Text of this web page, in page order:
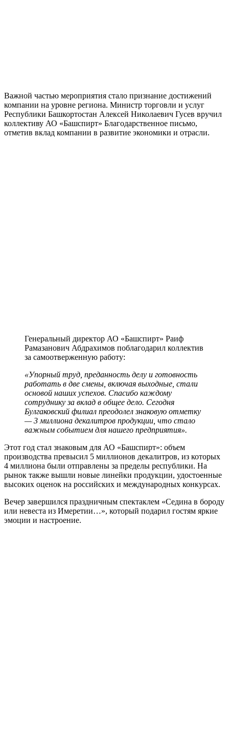
Важной частью мероприятия стало признание достижений
компании на уровне региона. Министр торговли и услуг
Республики Башкортостан Алексей Николаевич Гусев вручил
коллективу АО «Башспирт» Благодарственное письмо,
отметив вклад компании в развитие экономики и отрасли.
Генеральный директор АО «Башспирт» Раиф
Рамазанович Абдрахимов поблагодарил коллектив
за самоотверженную работу:
«Упорный труд, преданность делу и готовность
работать в две смены, включая выходные, стали
основой наших успехов. Спасибо каждому
сотруднику за вклад в общее дело. Сегодня
Булгаковский филиал преодолел знаковую отметку
— 3 миллиона декалитров продукции, что стало
важным событием для нашего предприятия».
Этот год стал знаковым для АО «Башспирт»: объем
производства превысил 5 миллионов декалитров, из которых
4 миллиона были отправлены за пределы республики. На
рынок также вышли новые линейки продукции, удостоенные
высоких оценок на российских и международных конкурсах.
Вечер завершился праздничным спектаклем «Седина в бороду
или невеста из Имеретии…», который подарил гостям яркие
эмоции и настроение.